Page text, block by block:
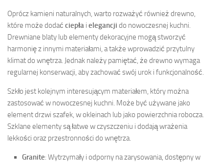
Oprócz kamieni naturalnych, warto rozważyć również drewno,
które może dodać ciepła i elegancji do nowoczesnej kuchni.
Drewniane blaty lub elementy dekoracyjne mogą stworzyć
harmonię z innymi materiałami, a także wprowadzić przytulny
klimat do wnętrza. Jednak należy pamiętać, że drewno wymaga
regularnej konserwacji, aby zachować swój urok i funkcjonalność.
Szkło jest kolejnym interesującym materiałem, który można
zastosować w nowoczesnej kuchni. Może być używane jako
element drzwi szafek, w okleinach lub jako powierzchnia robocza.
Szklane elementy są łatwe w czyszczeniu i dodają wrażenia
lekkości oraz przestronności do wnętrza.
Granite: Wytrzymały i odporny na zarysowania, dostępny w